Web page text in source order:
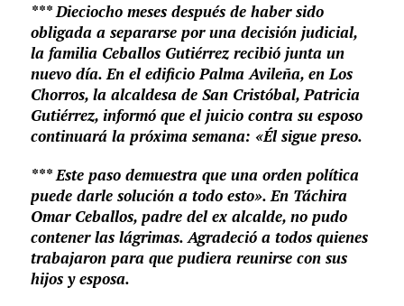
*** Dieciocho meses después de haber sido
obligada a separarse por una decisión judicial,
la familia Ceballos Gutiérrez recibió junta un
nuevo día. En el edificio Palma Avileña, en Los
Chorros, la alcaldesa de San Cristóbal, Patricia
Gutiérrez, informó que el juicio contra su esposo
continuará la próxima semana: «Él sigue preso.
*** Este paso demuestra que una orden política
puede darle solución a todo esto». En Táchira
Omar Ceballos, padre del ex alcalde, no pudo
contener las lágrimas. Agradeció a todos quienes
trabajaron para que pudiera reunirse con sus
hijos y esposa.